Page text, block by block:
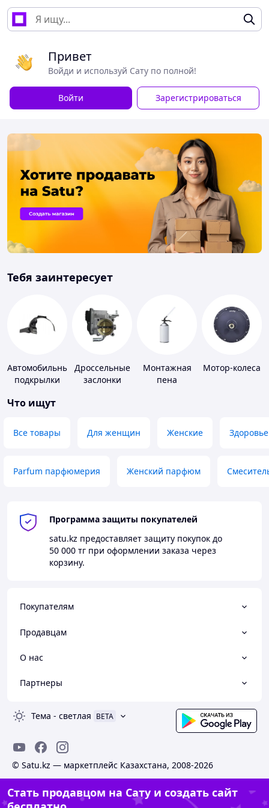
Привет
Войди и используй Сату по полной!
Войти Зарегистрироваться
Тебя заинтересует
Автомобильные
подкрылки
Дроссельные
заслонки
Монтажная
пена
Мотор-колеса
Что ищут
Все товары Для женщин Женские Здоровье
Parfum парфюмерия Женский парфюм
Программа защиты покупателей
satu.kz предоставляет защиту покупок до
50 000 тг при оформлении заказа через
корзину.
Покупателям
Продавцам
О нас
Партнеры
Тема - светлая BETA
© Satu.kz — маркетплейс Казахстана, 2008-2026
Стать продавцом на Сату и создать сайт